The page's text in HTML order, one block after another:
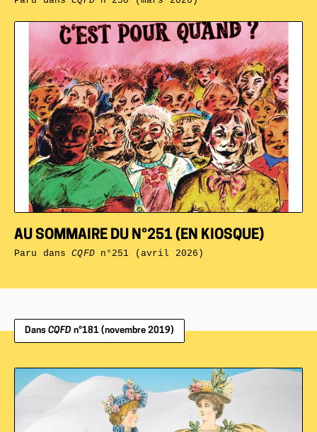
AU SOMMAIRE DU N°251 (EN KIOSQUE)
Paru dansCQFDn°251 (avril 2026)
Dans CQFD n°181 (novembre 2019)